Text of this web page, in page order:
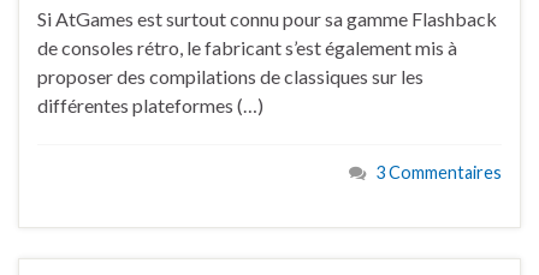
Si AtGames est surtout connu pour sa gamme Flashback
de consoles rétro, le fabricant s’est également mis à
proposer des compilations de classiques sur les
différentes plateformes (…)
3 Commentaires